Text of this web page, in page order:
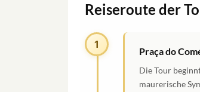
Reiseroute der
1
Praça do
Die Tour
maurerische